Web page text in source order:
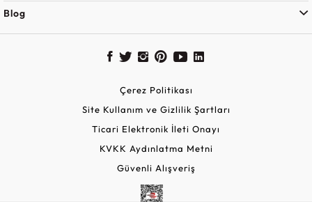
Blog
Çerez Politikası
Site Kullanım ve Gizlilik Şartları
Ticari Elektronik İleti Onayı
KVKK Aydınlatma Metni
Güvenli Alışveriş